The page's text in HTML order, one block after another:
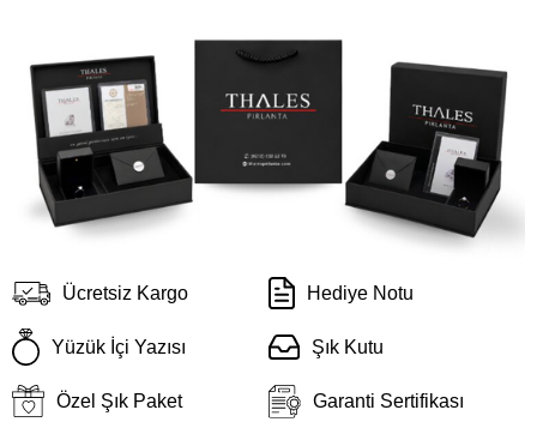
Ücretsiz Kargo Hediye Notu
Yüzük İçi Yazısı Şık Kutu
Özel Şık Paket Garanti Sertifikası